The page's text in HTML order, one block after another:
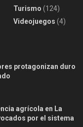
Turismo (124)
Videojuegos (4)
protagonizan duro
agrícola en La
por el sistema